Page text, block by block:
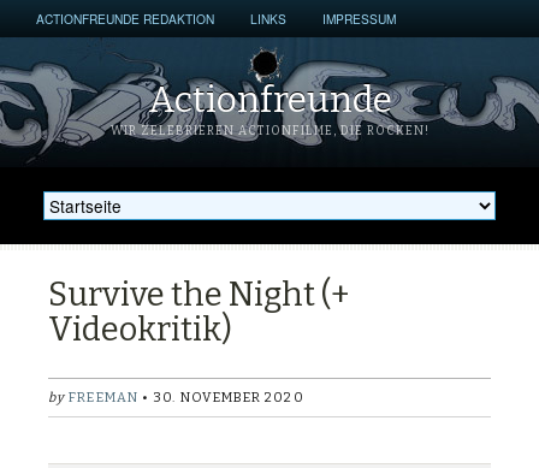
ACTIONFREUNDE REDAKTION LINKS IMPRESSUM
Actionfreunde
WIR ZELEBRIEREN ACTIONFILME, DIE ROCKEN!
Survive the Night (+
Videokritik)
by FREEMAN • 30. NOVEMBER 2020